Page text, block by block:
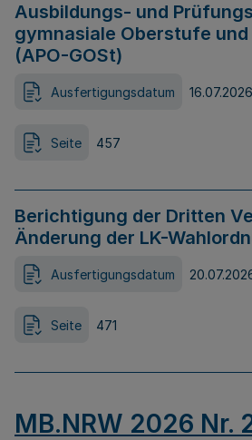
Ausbildungs- und
gymnasiale Oberstufe
(APO-GOSt)
Ausfertigungsdatum 16.07.2026
Seite 457
Berichtigung der Dritten
Änderung der LK-
Ausfertigungsdatum
Seite 471
MB.NRW 2026 Nr.